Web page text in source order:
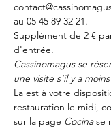
au 05 45 89 32 21.
Supplément de 2 €
d'entrée.
Cassinomagus se
une visite s'il y a
La est à votre
restauration le midi,
sur la page Cocina se